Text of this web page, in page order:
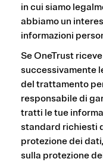
in cui siamo
abbiamo un
informazioni
Se OneTrust
successivamente
del trattamento
responsabile di
tratti le tue
standard richiesti
protezione dei
sulla protezione